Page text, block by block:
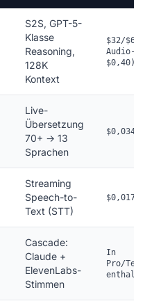
S2S, GPT-5-
Klasse
Reasoning,
128K
Kontext
$32/
Audio-
$0,40)
Live-
Übersetzung
70+ → 13
Sprachen
$0,034
Streaming
Speech-to-
Text (STT)
$0,017
Cascade:
Claude +
ElevenLabs-
Stimmen
In
Pro/